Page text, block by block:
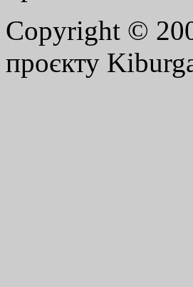
Copyright ©
проєкту